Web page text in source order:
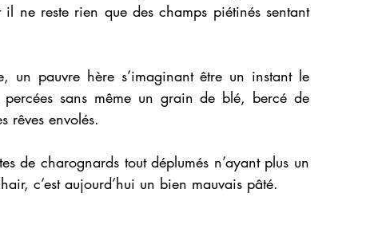
ne reste rien que des champs piétinés sentant
un pauvre hère s’imaginant être un instant le
sans même un grain de blé, bercé de
rêves envolés.
de charognards tout déplumés n’ayant plus un
c’est aujourd’hui un bien mauvais pâté.